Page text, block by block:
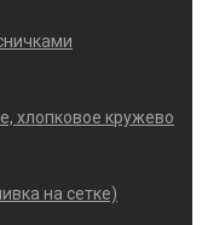
хлопковое кружево
на сетке)